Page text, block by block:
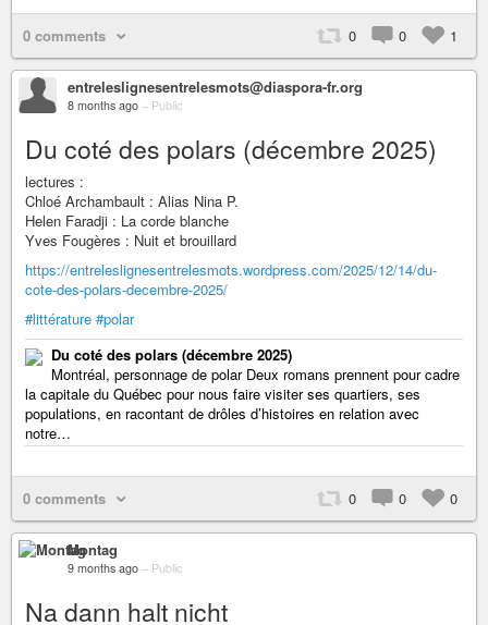
0 comments 0 0 1
entreleslignesentrelesmots@diaspora-fr.org
8 months ago – Public
Du coté des polars (décembre 2025)
lectures :
Chloé Archambault : Alias Nina P.
Helen Faradji : La corde blanche
Yves Fougères : Nuit et brouillard
https://entreleslignesentrelesmots.wordpress.com/2025/12/14/du-
cote-des-polars-decembre-2025/
#littérature #polar
Du coté des polars (décembre 2025)
Montréal, personnage de polar Deux romans prennent pour cadre
la capitale du Québec pour nous faire visiter ses quartiers, ses
populations, en racontant de drôles d’histoires en relation avec
notre…
0 comments 0 0 0
Montag
9 months ago – Public
Na dann halt nicht